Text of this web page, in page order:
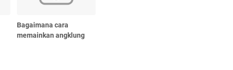
Bagaimana cara
memainkan angklung